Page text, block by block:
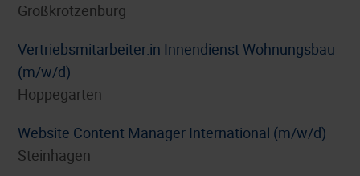
Großkrotzenburg
Vertriebsmitarbeiter:in Innendienst Wohnungsbau
(m/w/d)
Hoppegarten
Website Content Manager International (m/w/d)
Steinhagen